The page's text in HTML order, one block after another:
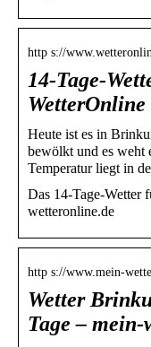
http s://
14-Tage-
WetterOnline
Heute ist es in
bewölkt und es weht
Temperatur liegt in
Das 14-Tage-Wetter
wetteronline.de
http s://www.mein-
Wetter
Tage – mein-